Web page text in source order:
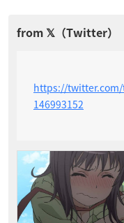
https://
146993152